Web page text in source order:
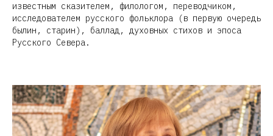
известным сказителем, филологом, переводчиком,
исследователем русского фольклора (в первую очередь
былин, старин), баллад, духовных стихов и эпоса
Русского Севера.